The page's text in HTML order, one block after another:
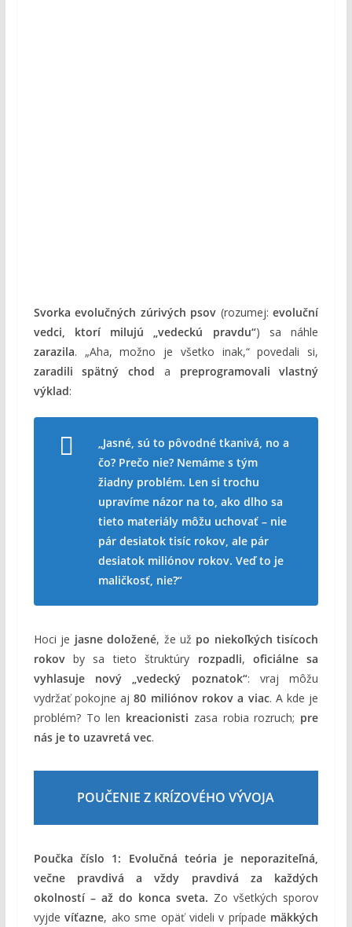
Svorka evolučných zúrivých psov (rozumej:evoluční
vedci, ktorí milujú „vedeckú pravdu“) sa náhle
zarazila. „Aha, možno je všetko inak,“ povedali si,
zaradili spätný chod a preprogramovali vlastný
výklad:
„Jasné, sú to pôvodné tkanivá, no a
čo? Prečo nie? Nemáme s tým
žiadny problém. Len si trochu
upravíme názor na to, ako dlho sa
tieto materiály môžu uchovať – nie
pár desiatok tisíc rokov, ale pár
desiatok miliónov rokov. Veď to je
maličkosť, nie?“
Hoci je jasne doložené, že už po niekoľkých tisícoch
rokovby sa tieto štruktúry rozpadli, oficiálne sa
vyhlasuje nový „vedecký poznatok“: vraj môžu
vydržať pokojne aj80 miliónov rokov a viac. A kde je
problém? To len kreacionisti zasa robia rozruch; pre
nás je to uzavretá vec.
POUČENIE Z KRÍZOVÉHO VÝVOJA
Poučka číslo 1:
Evolučná teória je neporaziteľná,
večne pravdivá a vždy pravdivá za každých
okolností – až do konca sveta. Zo všetkých sporov
vyjdevíťazne, ako sme opäť videli v prípade mäkkých